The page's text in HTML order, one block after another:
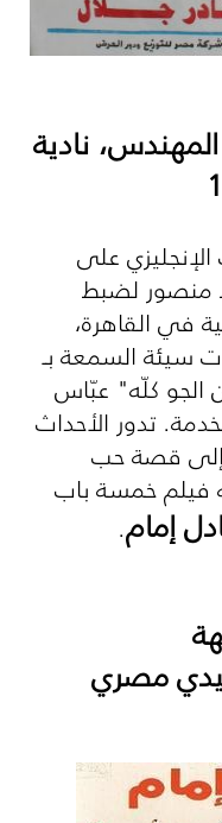
نادية
على
منصور لضبط
في القاهرة،
سيئة السمعة بـ
الجو كلّه" عبّاس
تدور الأحداث
إلى قصة حب
فيلم خمسة باب
إمام.
مصري